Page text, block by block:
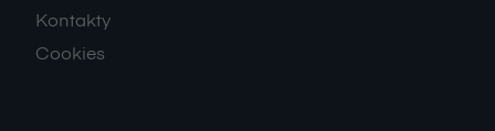
Kontakty
Cookies